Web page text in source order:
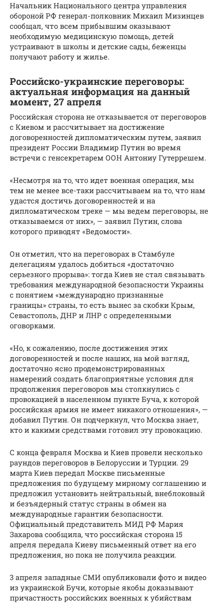
Начальник Национального центра управления
обороной РФ генерал-полковник Михаил Мизинцев
сообщал, что всем прибывшим оказывают
необходимую медицинскую помощь, детей
устраивают в школы и детские сады, беженцы
получают работу и жилье.
Российско-украинские переговоры:
актуальная информация на данный
момент, 27 апреля
Российская сторона не отказывается от переговоров
с Киевом и рассчитывает на достижение
договоренностей дипломатическим путем, заявил
президент России Владимир Путин во время
встречи с генсекретарем ООН Антониу Гутеррешем.
«Несмотря на то, что идет военная операция, мы
тем не менее все-таки рассчитываем на то, что нам
удастся достичь договоренностей и на
дипломатическом треке — мы ведем переговоры, не
отказываемся от них», — заявил Путин, слова
которого приводят «Ведомости».
Он отметил, что на переговорах в Стамбуле
делегациям удалось добиться «достаточно
серьезного прорыва»: тогда Киев не стал связывать
требования международной безопасности Украины
с понятием «международно признанные
границы» страны, то есть вынес за скобки Крым,
Севастополь, ДНР и ЛНР с определенными
оговорками.
«Но, к сожалению, после достижения этих
договоренностей и после наших, на мой взгляд,
достаточно ясно продемонстрированных
намерений создать благоприятные условия для
продолжения переговоров мы столкнулись с
провокацией в населенном пункте Буча, к которой
российская армия не имеет никакого отношения», —
добавил Путин. Он подчеркнул, что Москва знает,
кто и какими средствами готовил эту провокацию.
С конца февраля Москва и Киев провели несколько
раундов переговоров в Белоруссии и Турции. 29
марта Киев передал Москве письменные
предложения по будущему мирному соглашению и
предложил установить нейтральный, внеблоковый
и безъядерный статус страны в обмен на
международные гарантии безопасности.
Официальный представитель МИД РФ Мария
Захарова сообщила, что российская сторона 15
апреля передала Киеву письменный ответ на его
предложения, но пока не получила реакции.
3 апреля западные СМИ опубликовали фото и видео
из украинской Бучи, которые якобы доказывают
причастность российских военных к убийствам